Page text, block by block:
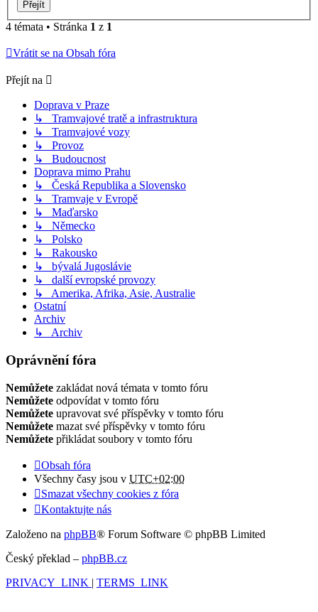
4 témata • Stránka 1 z 1
Vrátit se na Obsah fóra
Přejít na
Doprava v Praze
↳ Tramvajové tratě a infrastruktura
↳ Tramvajové vozy
↳ Provoz
↳ Budoucnost
Doprava mimo Prahu
↳ Česká Republika a Slovensko
↳ Tramvaje v Evropě
↳ Maďarsko
↳ Německo
↳ Polsko
↳ Rakousko
↳ bývalá Jugoslávie
↳ další evropské provozy
↳ Amerika, Afrika, Asie, Australie
Ostatní
Archiv
↳ Archiv
Oprávnění fóra
Nemůžete zakládat nová témata v tomto fóru
Nemůžete odpovídat v tomto fóru
Nemůžete upravovat své příspěvky v tomto fóru
Nemůžete mazat své příspěvky v tomto fóru
Nemůžete přikládat soubory v tomto fóru
Obsah fóra
Všechny časy jsou v UTC+02:00
Smazat všechny cookies z fóra
Kontaktujte nás
Založeno na phpBB® Forum Software © phpBB Limited
Český překlad – phpBB.cz
PRIVACY_LINK | TERMS_LINK